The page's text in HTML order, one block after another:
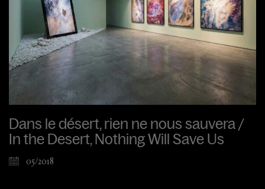
Dans le désert, rien ne nous sauvera /
In the Desert, Nothing Will Save Us
05/2018